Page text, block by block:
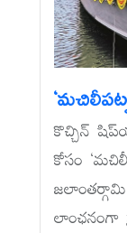
కొచ్చిన్‌
కోసం
జలాంతర్గామి
లాంఛనంగా